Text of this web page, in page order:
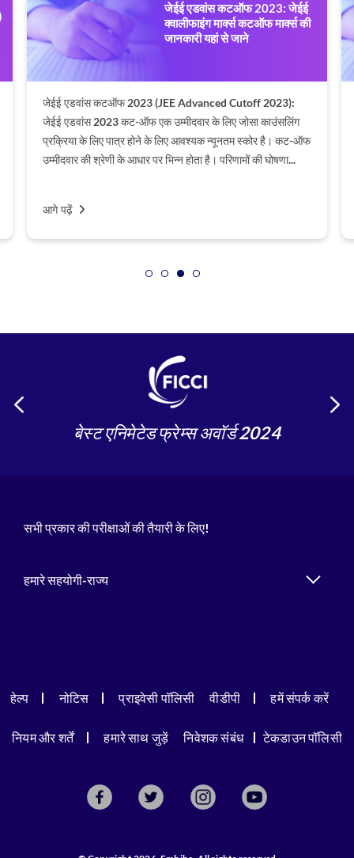
जेईई एडवांस कटऑफ 2023: जेईई
क्वालीफाइंग मार्क्स कटऑफ मार्क्स की
जानकारी यहां से जाने
जेईई एडवांस कटऑफ 2023 (JEE Advanced Cutoff 2023):
जेईई एडवांस 2023 कट-ऑफ एक उम्मीदवार के लिए जोसा काउंसलिंग
प्रक्रिया के लिए पात्र होने के लिए आवश्यक न्यूनतम स्कोर है। कट-ऑफ
उम्मीदवार की श्रेणी के आधार पर भिन्न होता है। परिणामों की घोषणा...
आगे पढ़ें
बेस्ट एनिमेटेड फ्रेम्स अवॉर्ड 2024
सभी प्रकार की परीक्षाओं की तैयारी के लिए!
हमारे सहयोगी-राज्य
हेल्प नोटिस प्राइवेसी पॉलिसी वीडीपी हमें संपर्क करें
नियम और शर्तें हमारे साथ जुड़ें निवेशक संबंध टेकडाउन पॉलिसी